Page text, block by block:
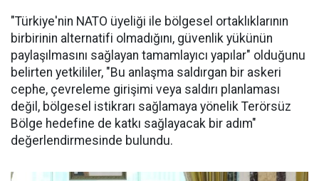
"Türkiye'nin NATO üyeliği ile bölgesel ortaklıklarının
birbirinin alternatifi olmadığını, güvenlik yükünün
paylaşılmasını sağlayan tamamlayıcı yapılar" olduğunu
belirten yetkililer, "Bu anlaşma saldırgan bir askeri
cephe, çevreleme girişimi veya saldırı planlaması
değil, bölgesel istikrarı sağlamaya yönelik Terörsüz
Bölge hedefine de katkı sağlayacak bir adım"
değerlendirmesinde bulundu.